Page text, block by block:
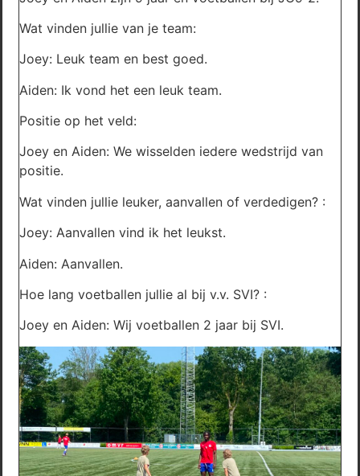
Wat vinden jullie van je team:
Joey: Leuk team en best goed.
Aiden: Ik vond het een leuk team.
Positie op het veld:
Joey en Aiden: We wisselden iedere wedstrijd van
positie.
Wat vinden jullie leuker, aanvallen of verdedigen? :
Joey: Aanvallen vind ik het leukst.
Aiden: Aanvallen.
Hoe lang voetballen jullie al bij v.v. SVI? :
Joey en Aiden: Wij voetballen 2 jaar bij SVI.